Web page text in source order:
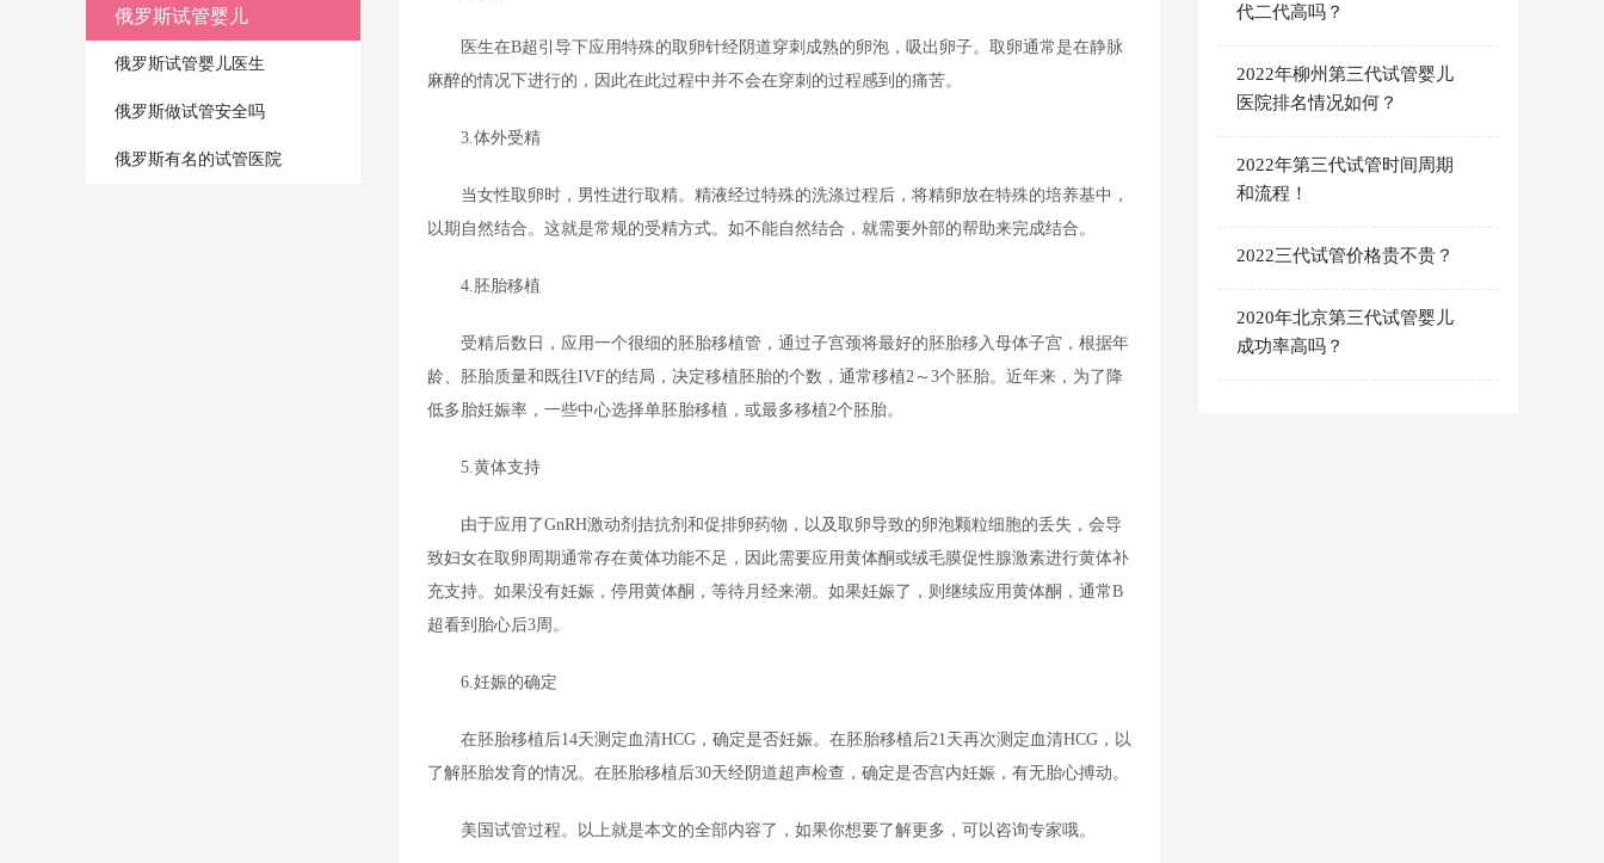
俄罗斯试管婴儿
俄罗斯试管婴儿医生
俄罗斯做试管安全吗
俄罗斯有名的试管医院
医生在B超引导下应用特殊的取卵针经阴道穿刺成熟的卵泡，吸出卵子。取卵通常是在静脉
麻醉的情况下进行的，因此在此过程中并不会在穿刺的过程感到的痛苦。
3.体外受精
当女性取卵时，男性进行取精。精液经过特殊的洗涤过程后，将精卵放在特殊的培养基中，
以期自然结合。这就是常规的受精方式。如不能自然结合，就需要外部的帮助来完成结合。
4.胚胎移植
受精后数日，应用一个很细的胚胎移植管，通过子宫颈将最好的胚胎移入母体子宫，根据年
龄、胚胎质量和既往IVF的结局，决定移植胚胎的个数，通常移植2～3个胚胎。近年来，为了降
低多胎妊娠率，一些中心选择单胚胎移植，或最多移植2个胚胎。
5.黄体支持
由于应用了GnRH激动剂拮抗剂和促排卵药物，以及取卵导致的卵泡颗粒细胞的丢失，会导
致妇女在取卵周期通常存在黄体功能不足，因此需要应用黄体酮或绒毛膜促性腺激素进行黄体补
充支持。如果没有妊娠，停用黄体酮，等待月经来潮。如果妊娠了，则继续应用黄体酮，通常B
超看到胎心后3周。
6.妊娠的确定
在胚胎移植后14天测定血清HCG，确定是否妊娠。在胚胎移植后21天再次测定血清HCG，以
了解胚胎发育的情况。在胚胎移植后30天经阴道超声检查，确定是否宫内妊娠，有无胎心搏动。
美国试管过程。以上就是本文的全部内容了，如果你想要了解更多，可以咨询专家哦。
代二代高吗？
2022年柳州第三代试管婴儿
医院排名情况如何？
2022年第三代试管时间周期
和流程！
2022三代试管价格贵不贵？
2020年北京第三代试管婴儿
成功率高吗？